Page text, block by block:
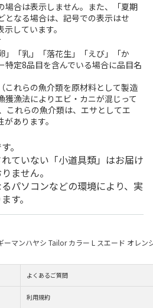
場合は表示しません。また、「夏期
となる場合は、記号での表示はせ
しています。
」「乳」「落花生」「えび」「か
特定8品目を含んでいる場合に品目名
れらの魚介類を原材料として製造
獲漁法によりエビ・カニが混じって
これらの魚介類は、エサとしてエ
あります。
。
ていない「小道具類」はお届け
ません。
パソコンなどの環境により、実
す。
ーマンハヤシ Tailor カラー L スエード オレン
よくあるご質問
利用規約